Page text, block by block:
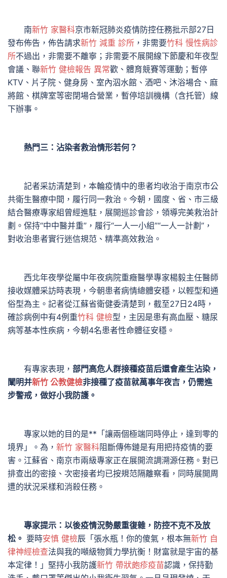
南新竹 家醫科京市新冠肺炎疫情防控任務批示部27日
發布佈告，佈告請求新竹 減重 診所 ，非需要竹科 慢性病診
所不過出，非需要不離寧；非需要不展開線下節慶和年夜型
會議、聯新竹 健檢報告 異常歡、體育競賽等運動；暫停
KTV、片子院、健身房、室內泅水館、酒吧、沐浴場合、麻
將館、棋牌室等密閉場合營業，暫停培訓機構（含托管）線
下辦事。
熱門三：沾染者救治情形若何？
記者采訪清楚到，本輪疫情中的患者均收治于南京市公
共衛生醫療中間，履行同一救治。今朝，國度、省、市三級
結合醫療專家組曾經進駐，展開巡診會診，領導完美救治計
劃。保持“中中醫并重”，履行“一人一小組”“一人一計劃”，
對收治患者實行迷信規范、精準高效救治。
西北年夜學從屬中年夜病院重癥醫學專家楊毅主任醫師
接收媒體采訪時表現，今朝患者病情總體安穩，以輕型和通
俗型為主。記者從江蘇省衛健委清楚到，截至27日24時，
確診病例中有4例重竹科 健檢型，主因是患有高血壓、糖尿
病等基本性疾病，今朝4名患者性命體征安穩。
有專家表現， 部門高危人群接種疫苗后還會產生沾染，
闡明并新竹 公教健檢非接種了疫苗就萬事年夜吉，仍需進
步警戒，做好小我防護。
專家以她的目的是**「讓兩個極端同時停止，達到零的
境界」。為， 新竹 家醫科阻斷傳佈鏈是有用把持疫情的要
害。江蘇省、南京市兩級專家正在展開流調溯源任務。對已
排查出的密接、次密接者均已按規范隔離察看，同時展開周
遭的狀況采樣和消殺任務。
專家提示：以後疫情況勢嚴重復雜，防控不克不及放
松。 要時安慎 健檢辰「張水瓶！你的傻氣，根本無新竹 自
律神經檢查法與我的噸級物質力學抗衡！財富就是宇宙的基
本定律！」堅持小我防護新竹 帶狀皰疹疫苗認識，保持勤